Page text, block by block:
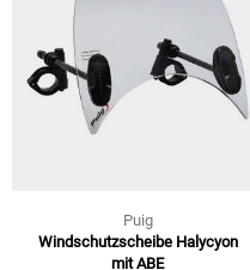
Puig
Windschutzscheibe Halycyon
mit ABE